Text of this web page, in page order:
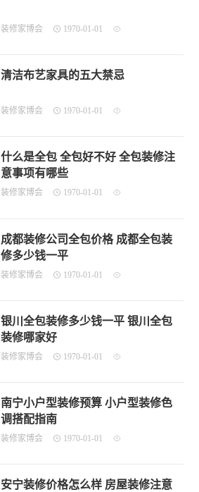
装修家博会 1970-01-01
清洁布艺家具的五大禁忌
装修家博会 1970-01-01
什么是全包 全包好不好 全包装修注
意事项有哪些
装修家博会 1970-01-01
成都装修公司全包价格 成都全包装
修多少钱一平
装修家博会 1970-01-01
银川全包装修多少钱一平 银川全包
装修哪家好
装修家博会 1970-01-01
南宁小户型装修预算 小户型装修色
调搭配指南
装修家博会 1970-01-01
安宁装修价格怎么样 房屋装修注意